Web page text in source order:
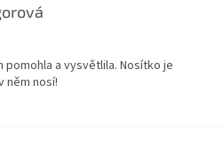
je 5 z 5 hvězdiček.
a vysvětlila. Nosítko je
něm nosí!